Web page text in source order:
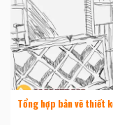
Tổng hợp bản vẽ thiết